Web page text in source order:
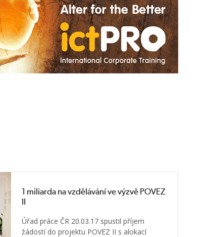
1 miliarda na vzdělávání ve výzvě POVEZ
II
Úřad práce ČR 20.03.17 spustil příjem
žádostí do projektu POVEZ II s alokací